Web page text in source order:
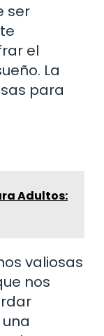
ser
el
La
para
Adultos:
valiosas
nos